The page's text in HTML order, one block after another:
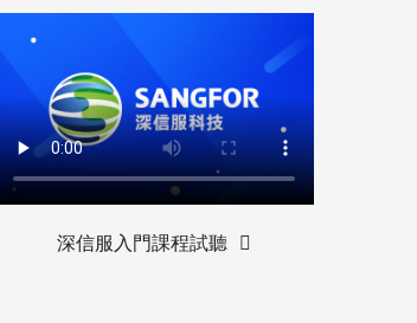
深信服入門課程試聽